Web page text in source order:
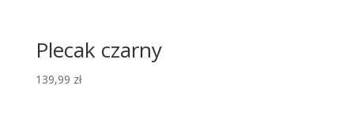
Plecak czarny
139,99 zł